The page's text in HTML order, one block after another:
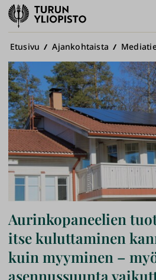
Turun
yliopisto
Murupolku
Etusivu Ajankohtaista
Aurinkopaneelien
itse kuluttaminen
kuin myyminen –
asennussuunta